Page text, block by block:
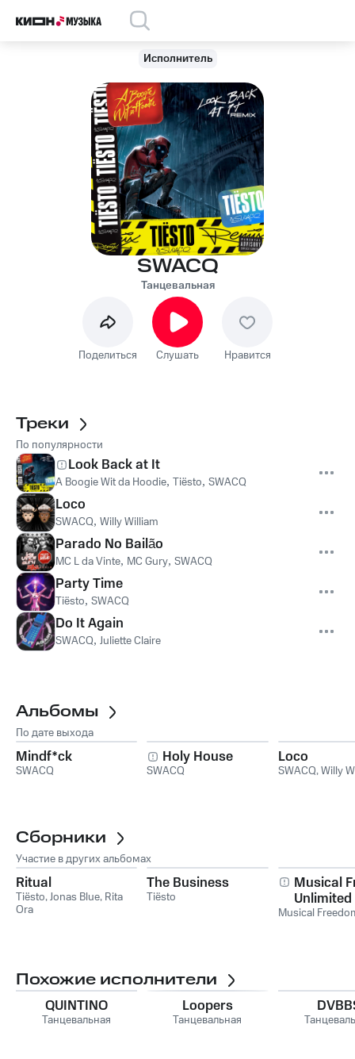
Исполнитель
SWACQ
Танцевальная
Поделиться Слушать Нравится
Треки
По популярности
Look Back at It
A Boogie Wit da Hoodie, Tiësto, SWACQ
Loco
SWACQ, Willy William
Parado No Bailão
MC L da Vinte, MC Gury, SWACQ
Party Time
Tiësto, SWACQ
Do It Again
SWACQ, Juliette Claire
Альбомы
По дате выхода
Mindf*ck
SWACQ
Holy House
SWACQ
Loco
SWACQ,Willy
Сборники
Участие в других альбомах
Ritual
Tiësto,Jonas Blue, Rita
Ora
The Business
Tiësto
Musical
Unlimited
Musical
Похожие исполнители
QUINTINO
Танцевальная
Loopers
Танцевальная